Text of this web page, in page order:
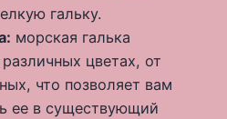
гальку.
морская галька
цветах, от
что позволяет вам
ее в существующий